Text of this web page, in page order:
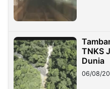
TNKS
Dunia
06/08/